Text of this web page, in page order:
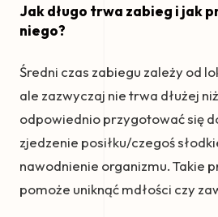
Jak długo trwa zabieg i jak
niego?
Średni czas zabiegu zależy od
ale zazwyczaj nie trwa dłużej
odpowiednio przygotować się
zjedzenie posiłku/czegoś
nawodnienie organizmu. Takie
pomoże uniknąć mdłości czy